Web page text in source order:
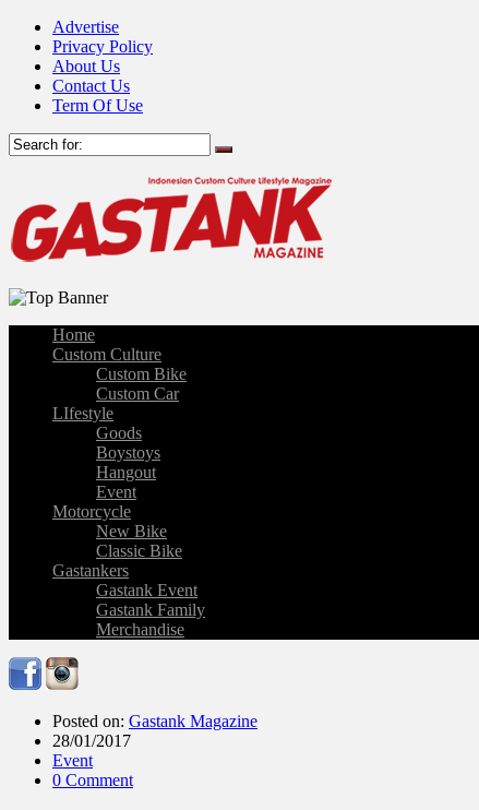
Advertise
Privacy Policy
About Us
Contact Us
Term Of Use
Home
Custom Culture
Custom Bike
Custom Car
LIfestyle
Goods
Boystoys
Hangout
Event
Motorcycle
New Bike
Classic Bike
Gastankers
Gastank Event
Gastank Family
Merchandise
Posted on: Gastank Magazine
28/01/2017
Event
0 Comment